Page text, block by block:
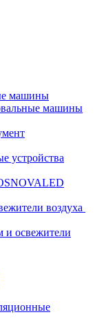
машины
машины
устройства
воздуха
освежители